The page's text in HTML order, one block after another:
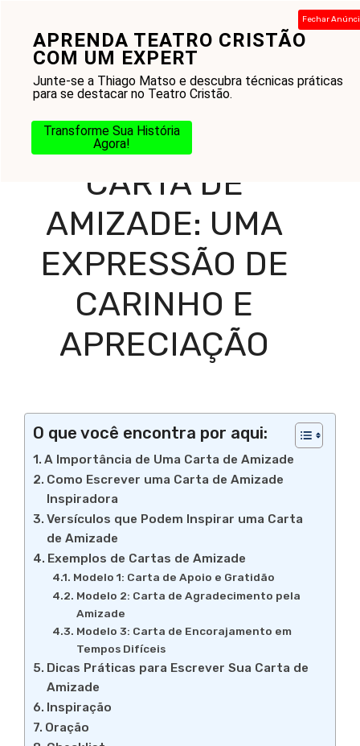
APRENDA TEATRO CRISTÃO
COM UM EXPERT
Junte-se a Thiago Matso e descubra técnicas práticas
para se destacar no Teatro Cristão.
Transforme Sua História
Agora!
Fechar
conteúdo
Home-Blog-Amor ao Próximo-Amigos
Amizade: Uma Expressão de Carinho e Apreciação
CARTA DE
AMIZADE: UMA
EXPRESSÃO DE
CARINHO E
APRECIAÇÃO
O que você encontra por aqui:
A Importância de Uma Carta de Amizade
Como Escrever uma Carta de Amizade
Inspiradora
Versículos que Podem Inspirar uma Carta
de Amizade
Exemplos de Cartas de Amizade
Modelo 1: Carta de Apoio e Gratidão
Modelo 2: Carta de Agradecimento pela
Amizade
Modelo 3: Carta de Encorajamento em
Tempos Difíceis
Dicas Práticas para Escrever Sua Carta de
Amizade
Inspiração
Oração